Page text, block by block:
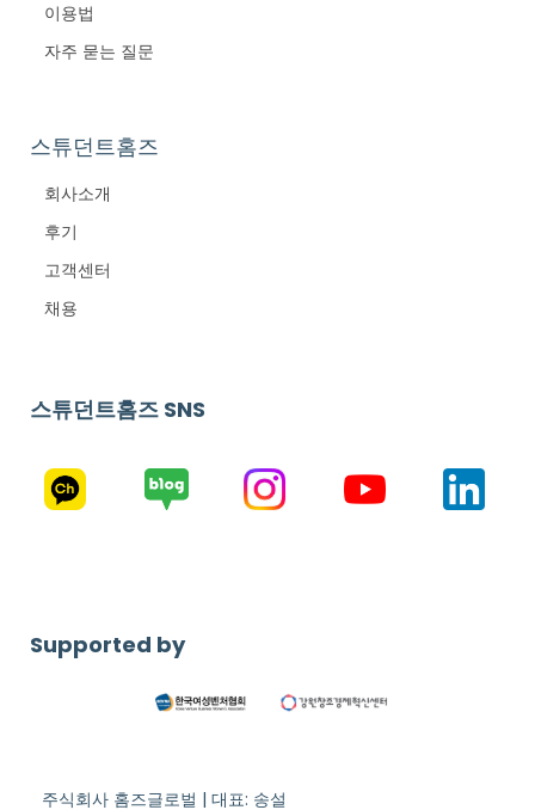
이용법
자주 묻는 질문
스튜던트홈즈
회사소개
후기
고객센터
채용
스튜던트홈즈 SNS
Supported by
주식회사 홈즈글로벌 | 대표: 송설